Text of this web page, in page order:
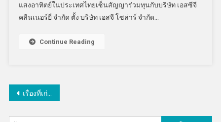
แสงอาทิตย์ในประเทศไทยเซ็นสัญญาร่วมทุนกับบริษัท เอสซีจี
คลีนเนอร์ยี่ จำกัด ตั้ง บริษัท เอสจี โซล่าร์ จำกัด…
Continue Reading
แนะแนว
เรื่อง
เรื่องที่เก่ากว่า